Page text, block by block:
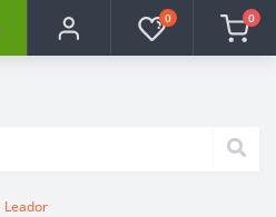
0 0
Leador